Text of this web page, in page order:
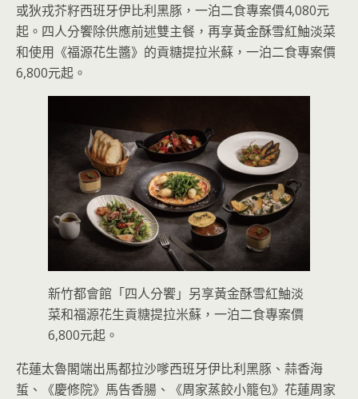
或狄戎芥籽西班牙伊比利黑豚，一泊二食專案價4,080元
起。四人分饗除供應前述雙主餐，再享黃金酥雪紅鮋淡菜
和使用《福源花生醬》的貢糖提拉米蘇，一泊二食專案價
6,800元起。
新竹都會館「四人分饗」另享黃金酥雪紅鮋淡
菜和福源花生貢糖提拉米蘇，一泊二食專案價
6,800元起。
花蓮太魯閣端出馬都拉沙嗲西班牙伊比利黑豚、蒜香海
蜇、《慶修院》馬告香腸、《周家蒸餃小籠包》花蓮周家